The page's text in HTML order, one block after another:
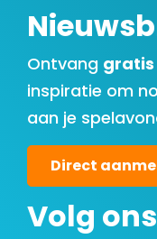
Ontvang gratis
inspiratie om
aan je
Direct
Volg ons